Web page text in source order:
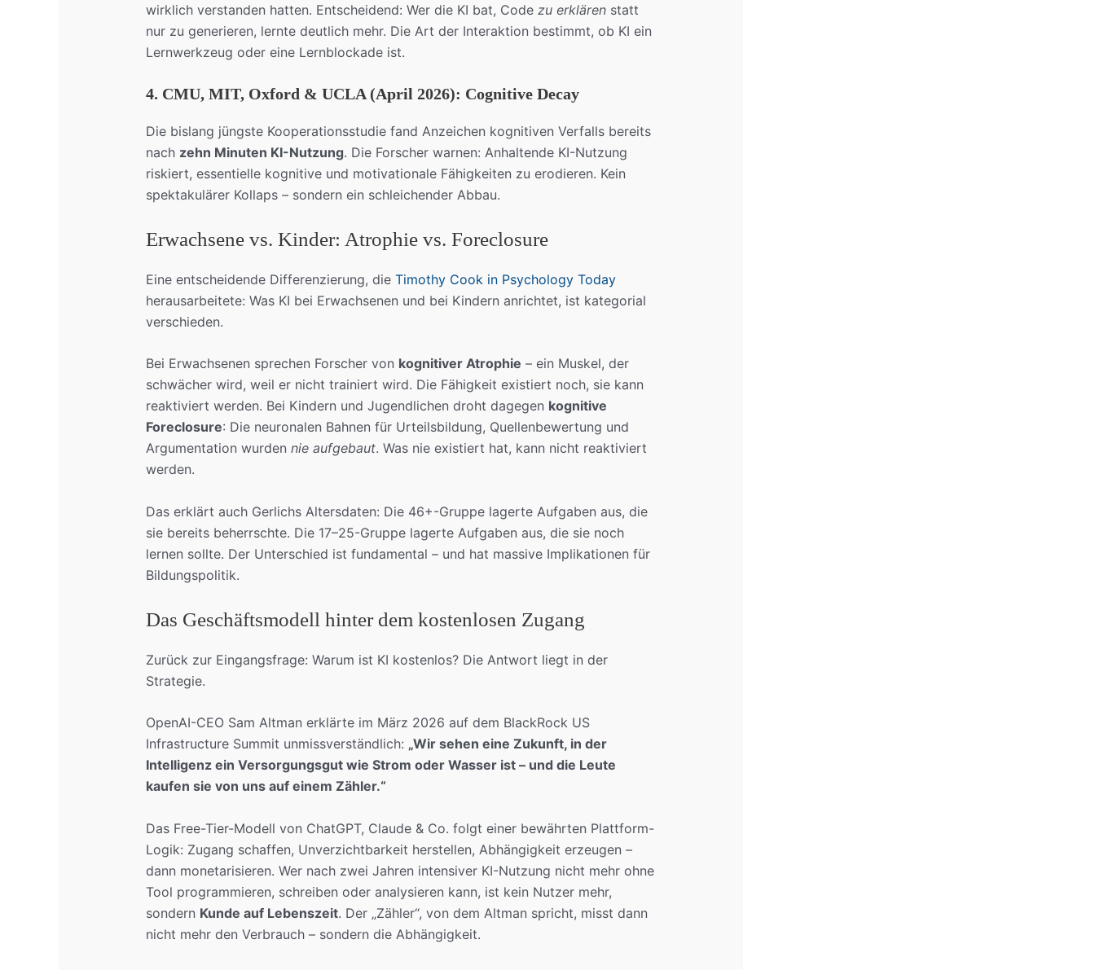
wirklich verstanden hatten. Entscheidend: Wer die KI bat, Code zu erklärenstatt
nur zu generieren, lernte deutlich mehr. Die Art der Interaktion bestimmt, ob KI ein
Lernwerkzeug oder eine Lernblockade ist.
4. CMU, MIT, Oxford & UCLA (April 2026): Cognitive Decay
Die bislang jüngste Kooperationsstudie fand Anzeichen kognitiven Verfalls bereits
nach zehn Minuten KI-Nutzung. Die Forscher warnen: Anhaltende KI-Nutzung
riskiert, essentielle kognitive und motivationale Fähigkeiten zu erodieren. Kein
spektakulärer Kollaps – sondern ein schleichender Abbau.
Erwachsene vs. Kinder: Atrophie vs. Foreclosure
Eine entscheidende Differenzierung, die Timothy Cook in Psychology Today
herausarbeitete: Was KI bei Erwachsenen und bei Kindern anrichtet, ist kategorial
verschieden.
Bei Erwachsenen sprechen Forscher von kognitiver Atrophie – ein Muskel, der
schwächer wird, weil er nicht trainiert wird. Die Fähigkeit existiert noch, sie kann
reaktiviert werden. Bei Kindern und Jugendlichen droht dagegen kognitive
Foreclosure: Die neuronalen Bahnen für Urteilsbildung, Quellenbewertung und
Argumentation wurden nie aufgebaut. Was nie existiert hat, kann nicht reaktiviert
werden.
Das erklärt auch Gerlichs Altersdaten: Die 46+-Gruppe lagerte Aufgaben aus, die
sie bereits beherrschte. Die 17–25-Gruppe lagerte Aufgaben aus, die sie noch
lernen sollte. Der Unterschied ist fundamental – und hat massive Implikationen für
Bildungspolitik.
Das Geschäftsmodell hinter dem kostenlosen Zugang
Zurück zur Eingangsfrage: Warum ist KI kostenlos? Die Antwort liegt in der
Strategie.
OpenAI-CEO Sam Altman erklärte im März 2026 auf dem BlackRock US
Infrastructure Summit unmissverständlich: „Wir sehen eine Zukunft, in der
Intelligenz ein Versorgungsgut wie Strom oder Wasser ist – und die Leute
kaufen sie von uns auf einem Zähler.“
Das Free-Tier-Modell von ChatGPT, Claude & Co. folgt einer bewährten Plattform-
Logik: Zugang schaffen, Unverzichtbarkeit herstellen, Abhängigkeit erzeugen –
dann monetarisieren. Wer nach zwei Jahren intensiver KI-Nutzung nicht mehr ohne
Tool programmieren, schreiben oder analysieren kann, ist kein Nutzer mehr,
sondern Kunde auf Lebenszeit. Der „Zähler“, von dem Altman spricht, misst dann
nicht mehr den Verbrauch – sondern die Abhängigkeit.